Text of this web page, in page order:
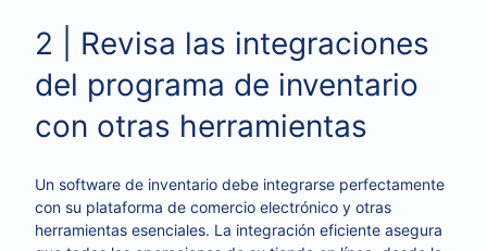
2 | Revisa las integraciones
del programa de inventario
con otras herramientas
Un software de inventario debe integrarse perfectamente
con su plataforma de comercio electrónico y otras
herramientas esenciales. La integración eficiente asegura